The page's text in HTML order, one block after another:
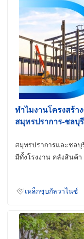
ทำไมงานโครงสร้า
สมุทรปราการ-ชลบุ
สมุทรปราการและชล
มีทั้งโรงงาน คลังสินค้
เหล็กชุบกัลวาไนซ์